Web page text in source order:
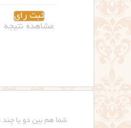
مشاهده نتیجه
شما هم بین دو یا چند